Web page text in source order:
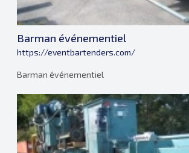
Barman événementiel
https://eventbartenders.com/
Barman événementiel